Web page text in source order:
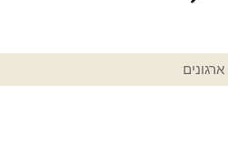
ארגונים